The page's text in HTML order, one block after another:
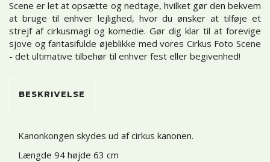
Scene er let at opsætte og nedtage, hvilket gør den bekvem
at bruge til enhver lejlighed, hvor du ønsker at tilføje et
strejf af cirkusmagi og komedie. Gør dig klar til at forevige
sjove og fantasifulde øjeblikke med vores Cirkus Foto Scene
- det ultimative tilbehør til enhver fest eller begivenhed!
BESKRIVELSE
Kanonkongen skydes ud af cirkus kanonen.
Længde 94 højde 63 cm